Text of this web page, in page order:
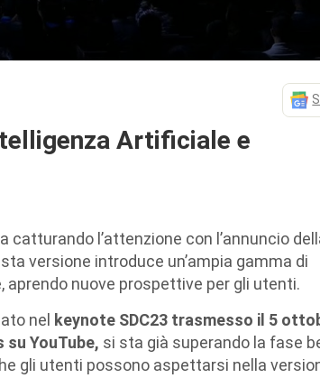
Artificiale e
catturando l’attenzione con l’annuncio
versione introduce un’ampia gamma di
nuove prospettive per gli utenti.
nel keynote SDC23 trasmesso il 5
su YouTube, si sta già superando la fase
gli utenti possono aspettarsi nella